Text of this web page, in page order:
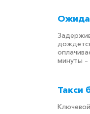
минуты –
Такси